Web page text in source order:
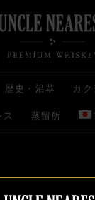
歴史・沿革 カク
ス 蒸留所
代理店 規約と条件